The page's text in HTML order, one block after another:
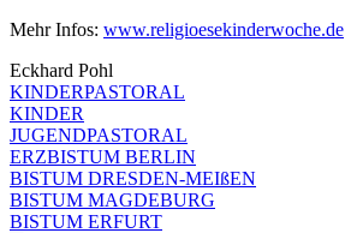
Mehr Infos: www.religioesekinderwoche.de
Eckhard Pohl
KINDERPASTORAL
KINDER
JUGENDPASTORAL
ERZBISTUM BERLIN
BISTUM DRESDEN-MEIßEN
BISTUM MAGDEBURG
BISTUM ERFURT